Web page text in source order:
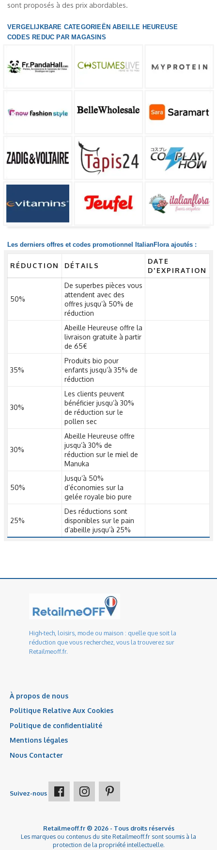
sont proposés à des prix abordables.
VERGELIJKBARE CATEGORIEËN ABEILLE HEUREUSE
CODES REDUC PAR MAGASINS
Les derniers offres et codes promotionnel ItalianFlora ajoutés :
RÉDUCTION DÉTAILS
DATE
D'EXPIRATION
50%
De superbes pièces vous
attendent avec des
offres jusqu’à 50% de
réduction
Abeille Heureuse offre la
livraison gratuite à partir
de 65€
35%
Produits bio pour
enfants jusqu’à 35% de
réduction
30%
Les clients peuvent
bénéficier jusqu’à 30%
de réduction sur le
pollen sec
30%
Abeille Heureuse offre
jusqu’à 30% de
réduction sur le miel de
Manuka
50%
Jusqu’à 50%
d’économies sur la
gelée royale bio pure
25%
Des réductions sont
disponibles sur le pain
d’abeille jusqu’à 25%
High-tech, loisirs, mode ou maison : quelle que soit la
réduction que vous recherchez, vous la trouverez sur
Retailmeoff.fr.
À propos de nous
Politique Relative Aux Cookies
Politique de confidentialité
Mentions légales
Nous Contacter
Suivez-nous
Retailmeoff.fr ® 2026 - Tous droits réservés
Les marques ou contenus du site Retailmeoff.fr sont soumis à la
protection de la propriété intellectuelle.